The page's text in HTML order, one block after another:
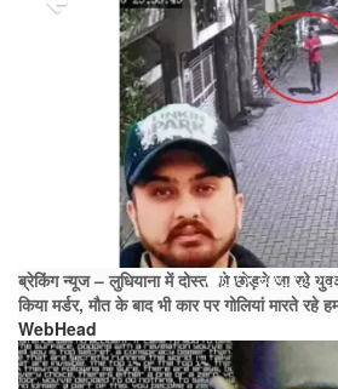
ब्रेकिंग न्यूज – लुधियाना में दोस्त को छोड़ने जा रहे
किया मर्डर, मौत के बाद भी कार पर गोलियां मारते रहे
WebHead